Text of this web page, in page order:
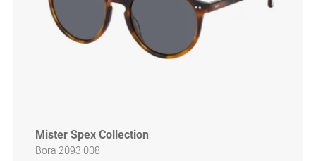
Mister Spex Collection
Bora 2093 008